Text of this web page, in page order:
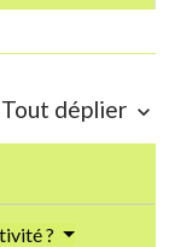
Tout déplier keyboard_arrow_down
?